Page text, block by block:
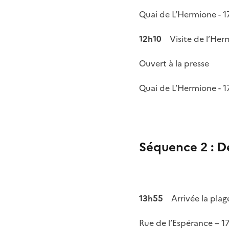
Quai de L’Hermione -
12h10 Visite de
Ouvert à la presse
Quai de L’Hermione -
Séquence 2 :
13h55 Arrivée la
Rue de l’Espérance –